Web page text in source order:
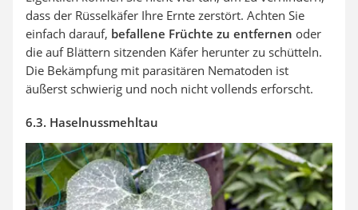
dass der Rüsselkäfer Ihre Ernte zerstört. Achten Sie
einfach darauf, befallene Früchte zu entfernen oder
die auf Blättern sitzenden Käfer herunter zu schütteln.
Die Bekämpfung mit parasitären Nematoden ist
äußerst schwierig und noch nicht vollends erforscht.
6.3. Haselnussmehltau